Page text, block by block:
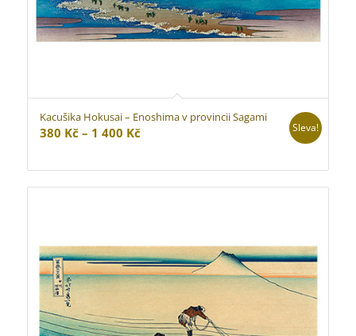
Kacušika Hokusai – Enoshima v provincii Sagami
380 Kč – 1 400 KčRozpětí
380 Kč
až
Sleva!